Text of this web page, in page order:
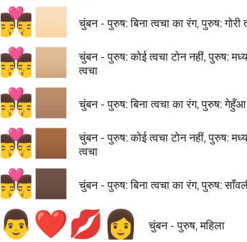
👨‍❤️‍💋‍👨🏻 चुंबन - पुरुष: बिना त्वचा का रंग, पुरुष: गोरी
👨‍❤️‍💋‍👨🏼
चुंबन - पुरुष: कोई त्वचा टोन नहीं, पुरुष:
त्वचा
👨‍❤️‍💋‍👨🏽 चुंबन - पुरुष: बिना त्वचा का रंग, पुरुष: गेहुँआ
👨‍❤️‍💋‍👨🏾
चुंबन - पुरुष: कोई त्वचा टोन नहीं, पुरुष:
त्वचा
👨‍❤️‍💋‍👨🏿 चुंबन - पुरुष: बिना त्वचा का रंग, पुरुष:
👨‍❤️‍💋‍👩 चुंबन - पुरुष, महिला